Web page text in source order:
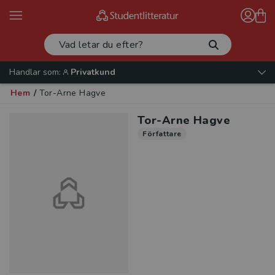
Handlar som:
Privatkund
Hem / Tor-Arne Hagve
Tor-Arne Hagve
Författare